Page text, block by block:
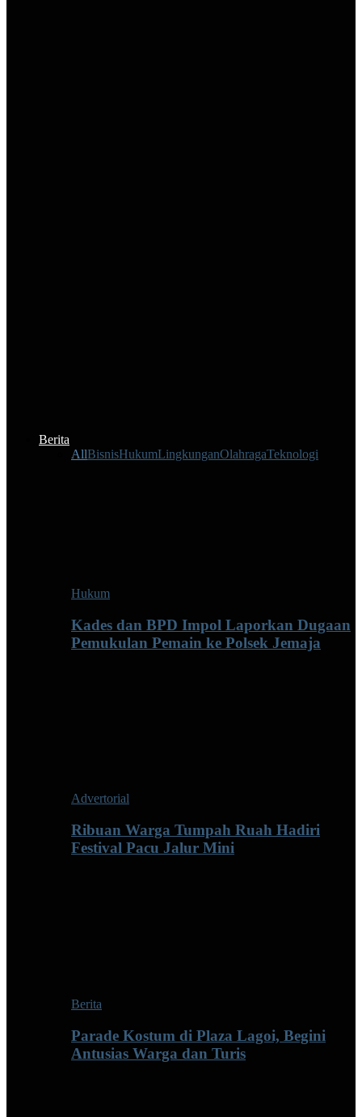
Berita
AllBisnisHukumLingkunganOlahragaTeknologi
Hukum
Kades dan BPD Impol Laporkan Dugaan
Pemukulan Pemain ke Polsek Jemaja
Advertorial
Ribuan Warga Tumpah Ruah Hadiri
Festival Pacu Jalur Mini
Berita
Parade Kostum di Plaza Lagoi, Begini
Antusias Warga dan Turis